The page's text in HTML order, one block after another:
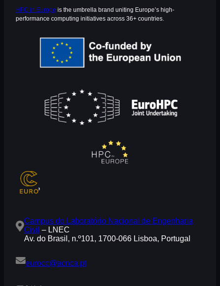
HPC in Europe is the umbrella brand uniting Europe’s high-
performance computing initiatives across 36+ countries.
Campus do Laboratório Nacional de Engenharia
Civil – LNEC
Av. do Brasil, n.º101, 1700-066 Lisboa, Portugal
eurocc@acnca.pt